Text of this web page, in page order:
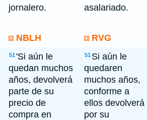
jornalero.
asalariado.
NBLH RVG
51 'Si aún le
quedan muchos
años, devolverá
parte de su
precio de
compra en
51 Si aún le
quedaren
muchos años,
conforme a
ellos devolverá
por su